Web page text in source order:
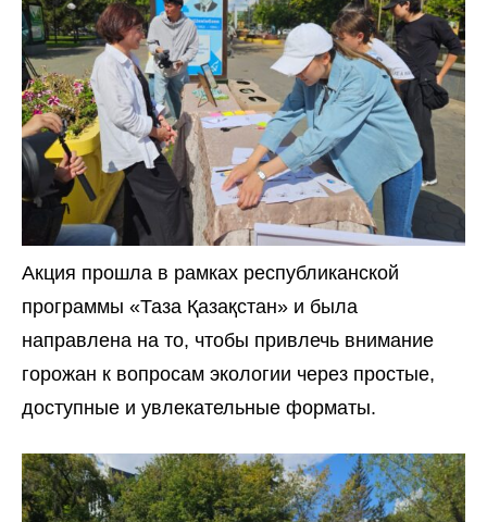
Акция прошла в рамках республиканской
программы «Таза Қазақстан» и была
направлена на то, чтобы привлечь внимание
горожан к вопросам экологии через простые,
доступные и увлекательные форматы.